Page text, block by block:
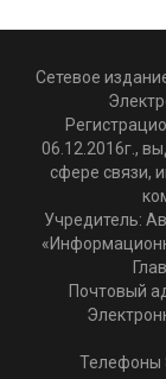
Сетевое
06.12.2016г.,
сфере связи,
Учредитель:
Почтовый
Телефоны